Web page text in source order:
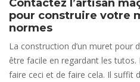
Contactez l’artisan
pour construire votre
normes
La construction d’un muret pour
être facile en regardant les tutos.
faire ceci et de faire cela. Il suffit